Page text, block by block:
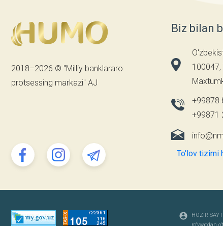
2018–2026 © "Milliy banklararo
protsessing markazi" AJ
Biz bilan
100047,
+99878
+99871
To'lov tizimi
HOZIR